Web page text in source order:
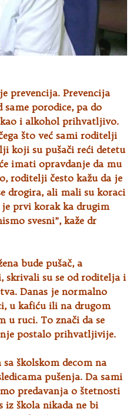
prevencija. Prevencija
same porodice, pa do
i alkohol prihvatljivo.
što već sami roditelji
koji su pušači reći detetu
imati opravdanje da mu
roditelji često kažu da je
drogira, ali mali su koraci
je prvi korak ka drugim
svesni”, kaže dr
bude pušač, a
su se od roditelja i
Danas je normalno
u kafiću ili na drugom
u ruci. To znači da se
postalo prihvatljivije.
sa školskom decom na
pušenja. Da sami
predavanja o štetnosti
iz škola nikada ne bi